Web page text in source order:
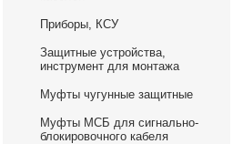
Приборы, КСУ
Защитные устройства,
инструмент для монтажа
Муфты чугунные защитные
Муфты МСБ для сигнально-
блокировочного кабеля